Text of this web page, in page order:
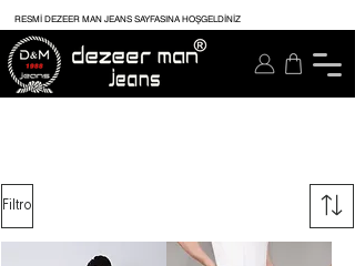
RESMİ DEZEER MAN JEANS SAYFASINA HOŞGELDİNİZ
Filtro